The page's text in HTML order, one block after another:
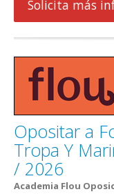
Solicita más
Opositar a
Tropa Y
/ 2026
Academia Flou